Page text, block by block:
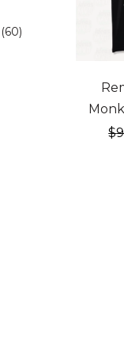
20%
$
(60)